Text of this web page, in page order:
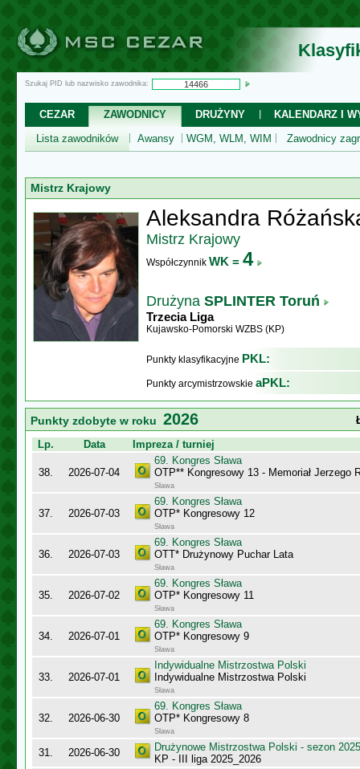
Szukaj PID lub nazwisko zawodnika:
CEZAR ZAWODNICY DRUŻYNY
KALENDARZ I
Lista zawodników
Awansy WGM, WLM, WIM Zawodnicy
Mistrz Krajowy
Aleksandra
Mistrz Krajowy
Współczynnik WK = 4
Drużyna SPLINTER Toruń
Trzecia Liga
Kujawsko-Pomorski WZBS (KP)
Punkty klasyfikacyjne PKL:
Punkty arcymistrzowskie aPKL:
Punkty zdobyte w roku 2026
Lp.
Data Impreza / turniej
38. 2026-07-04
69. Kongres Sława
OTP** Kongresowy 13 - Memoriał Jerzego
Sława
37. 2026-07-03
69. Kongres Sława
OTP* Kongresowy 12
Sława
36. 2026-07-03
69. Kongres Sława
OTT* Drużynowy Puchar Lata
Sława
35. 2026-07-02
69. Kongres Sława
OTP* Kongresowy 11
Sława
34. 2026-07-01
69. Kongres Sława
OTP* Kongresowy 9
Sława
33. 2026-07-01
Indywidualne Mistrzostwa Polski
Indywidualne Mistrzostwa Polski
Sława
32. 2026-06-30
69. Kongres Sława
OTP* Kongresowy 8
Sława
31. 2026-06-30
Drużynowe Mistrzostwa Polski - sezon
KP - III liga 2025_2026